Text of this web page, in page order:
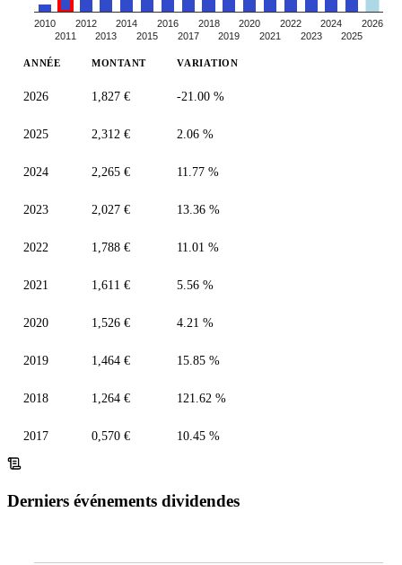
2010
2011
2012
2013
2014
2015
2016
2017
2018
2019
2020
2021
2022
2023
2024
2025
2026
ANNÉE MONTANT VARIATION
2026 1,827 € -21.00 %
2025 2,312 € 2.06 %
2024 2,265 € 11.77 %
2023 2,027 € 13.36 %
2022 1,788 € 11.01 %
2021 1,611 € 5.56 %
2020 1,526 € 4.21 %
2019 1,464 € 15.85 %
2018 1,264 € 121.62 %
2017 0,570 € 10.45 %
Derniers événements dividendes